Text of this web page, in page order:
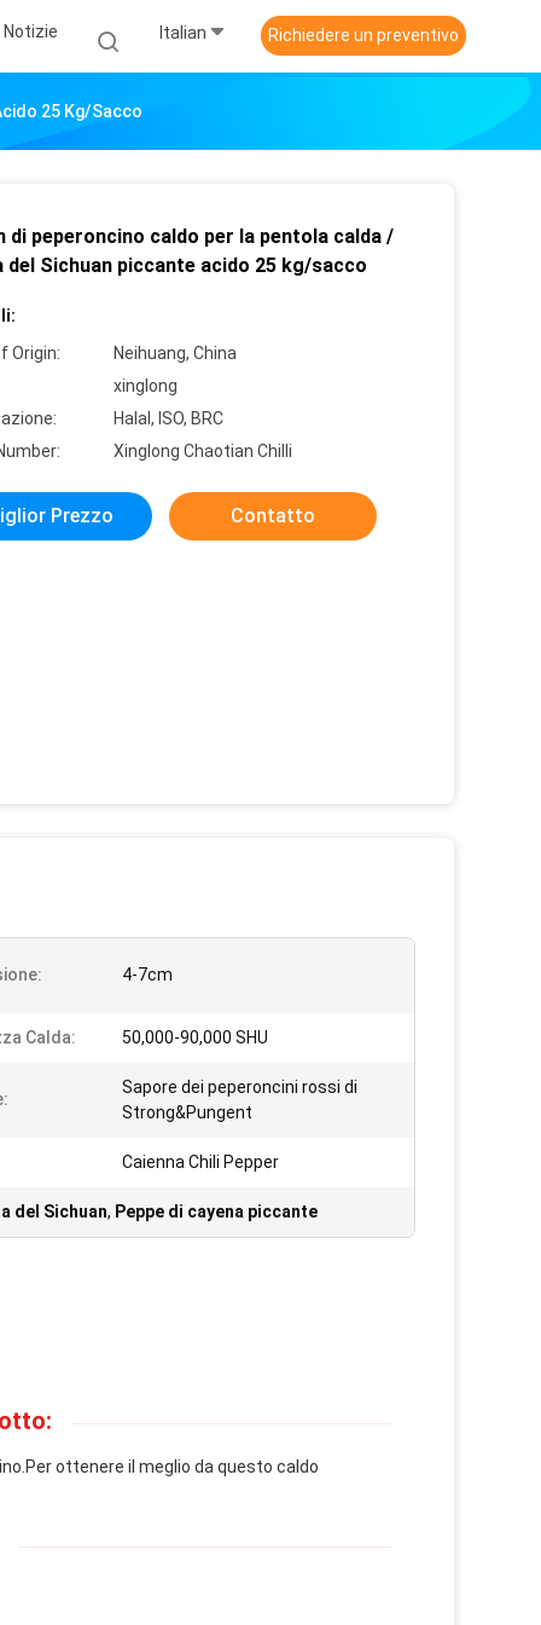
Notizie Italian Richiedere un preventivo
25 Kg/sacco
di peperoncino caldo per la pentola calda /
del Sichuan piccante acido 25 kg/sacco
Origin:
Neihuang, China
xinglong
Halal, ISO, BRC
Xinglong Chaotian Chilli
Prezzo Contatto
4-7cm
Calda: 50,000-90,000 SHU
Sapore dei peperoncini rossi di
Strong&Pungent
Caienna Chili Pepper
del Sichuan, Peppe di cayena piccante
ottenere il meglio da questo caldo